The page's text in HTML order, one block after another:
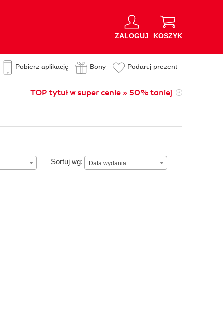
ZALOGUJ KOSZYK
Pobierz aplikację Bony Podaruj prezent
TOP tytuł w super cenie » 50% taniej
Sortuj wg: Data wydania
Data wydania